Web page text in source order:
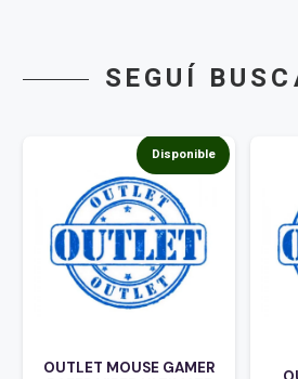
SEGUÍ
GAMER